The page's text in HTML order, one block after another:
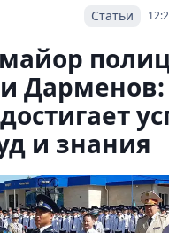
Статьи
Дарменов:
и знания